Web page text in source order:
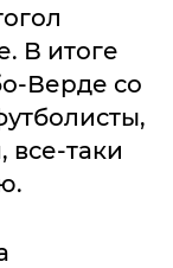
В итоге
Верде со
все-таки